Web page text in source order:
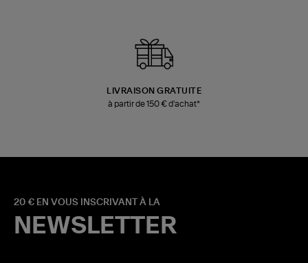
LIVRAISON GRATUITE
à partir de 150 € d'achat*
20 € EN VOUS INSCRIVANT À LA
NEWSLETTER